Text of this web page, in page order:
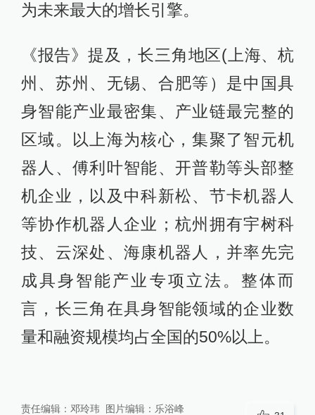
为未来最大的增长引擎。
《报告》提及，长三角地区(上海、杭
州、苏州、无锡、合肥等）是中国具
身智能产业最密集、产业链最完整的
区域。以上海为核心，集聚了智元机
器人、傅利叶智能、开普勒等头部整
机企业，以及中科新松、节卡机器人
等协作机器人企业；杭州拥有宇树科
技、云深处、海康机器人，并率先完
成具身智能产业专项立法。整体而
言，长三角在具身智能领域的企业数
量和融资规模均占全国的50%以上。
责任编辑： 邓玲玮 图片编辑： 乐浴峰